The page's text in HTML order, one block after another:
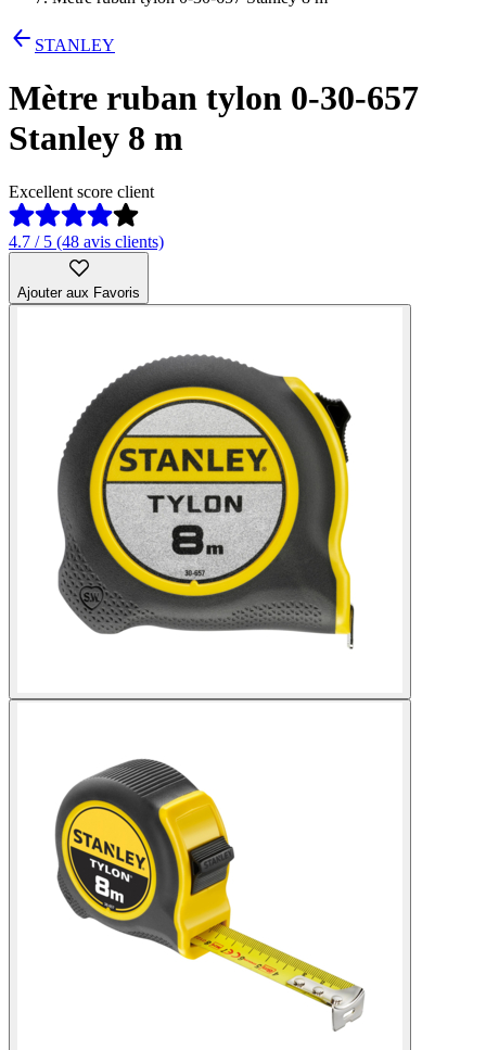
STANLEY
Mètre ruban tylon 0-30-657
Stanley 8 m
Excellent score client
4.7 / 5 (48 avis clients)
Ajouter aux Favoris